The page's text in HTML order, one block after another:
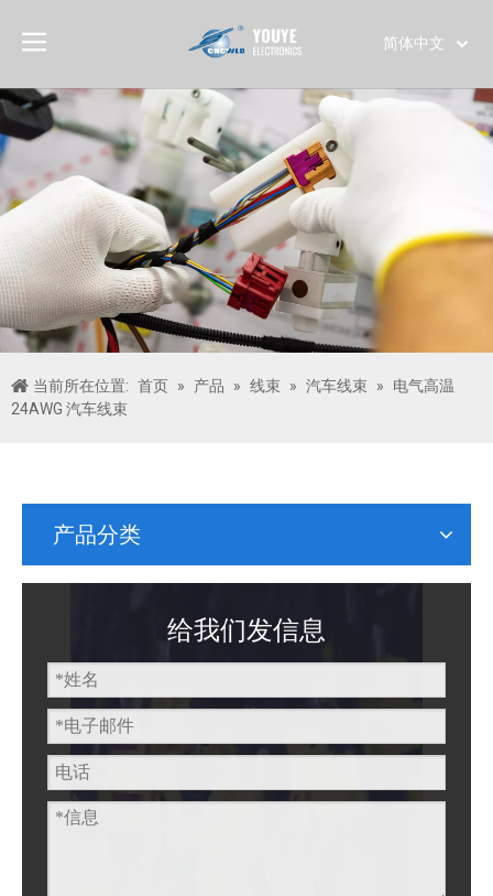
简体中文
Português
Deutsch
Türk dili
当前所在位置: 首页 » 产品 » 线束 » 汽车线束 »
电气高温
24AWG 汽车线束
产品分类
给我们发信息